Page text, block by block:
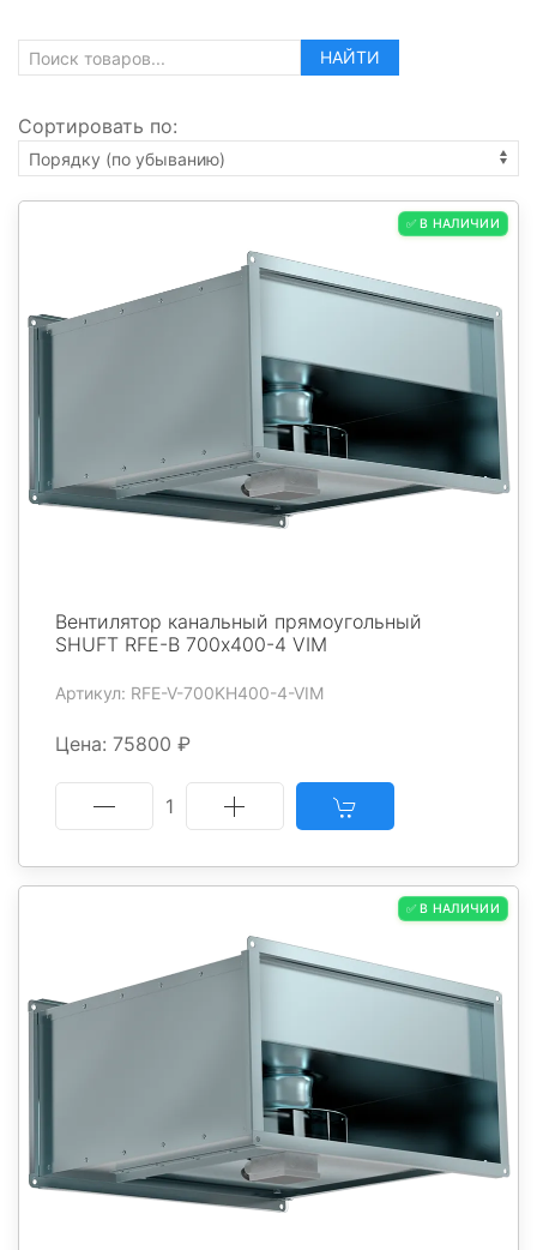
НАЙТИ
Сортировать по:
✅ В НАЛИЧИИ
Вентилятор канальный прямоугольный
SHUFT RFE-В 700х400-4 VIM
Артикул: RFE-V-700KH400-4-VIM
Цена: 75800 ₽
1
✅ В НАЛИЧИИ